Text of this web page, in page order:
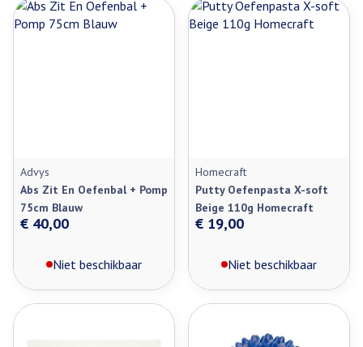
Advys
Abs Zit En Oefenbal + Pomp
75cm Blauw
€ 40,00
Niet beschikbaar
Homecraft
Putty Oefenpasta X-soft
Beige 110g Homecraft
€ 19,00
Niet beschikbaar